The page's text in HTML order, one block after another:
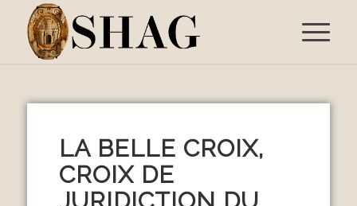
LA BELLE CROIX,
CROIX DE